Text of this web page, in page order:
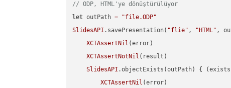
// ODP, HTML'ye dönüştürülüyor
let outPath =
"file.ODP"
SlidesAPI .savePresentation( "flie" , "HTML" ,
XCTAssertNil (error)
XCTAssertNotNil (result)
SlidesAPI .objectExists(outPath) {
XCTAssertNil (error)